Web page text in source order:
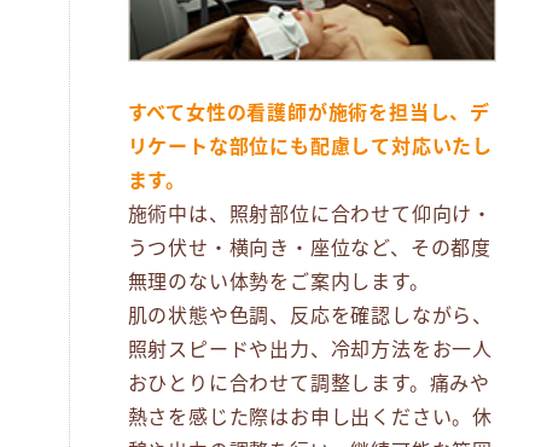
すべて女性の看護師が施術を担当し、デ
リケートな部位にも配慮して対応いたし
ます。
施術中は、照射部位に合わせて仰向け・
うつ伏せ・横向き・座位など、その都度
無理のない体勢をご案内します。
肌の状態や色調、反応を確認しながら、
照射スピードや出力、冷却方法をお一人
おひとりに合わせて調整します。痛みや
熱さを感じた際はお申し出ください。休